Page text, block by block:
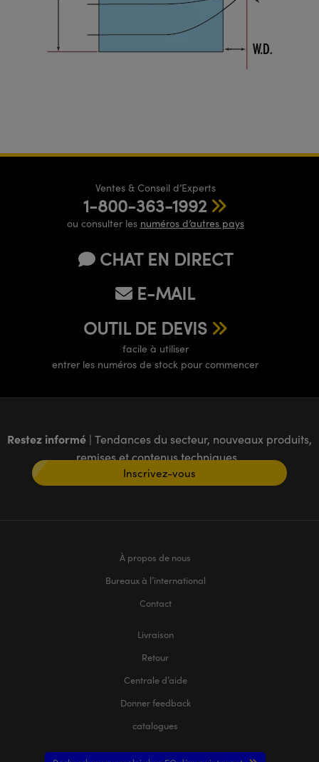
Ventes & Conseil d’Experts
1-800-363-1992
ou consulter les numéros d’autres pays
CHAT EN DIRECT
E-MAIL
OUTIL DE DEVIS
facile à utiliser
entrer les numéros de stock pour commencer
Restez informé | Tendances du secteur, nouveaux produits,
remises et contenus techniques
Inscrivez-vous
À propos de nous
Bureaux à l’international
Contact
Livraison
Retour
Centrale d’aide
Donner feedback
catalogues